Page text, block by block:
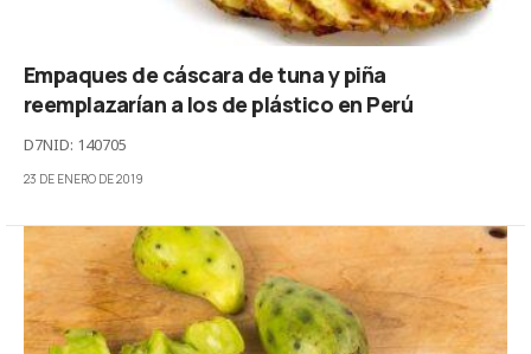
Empaques de cáscara de tuna y piña
reemplazarían a los de plástico en Perú
D7NID: 140705
23 DE ENERO DE 2019